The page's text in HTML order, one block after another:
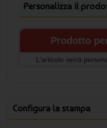
Personalizza il
Prodotto
L'articolo verrà
Configura la stampa